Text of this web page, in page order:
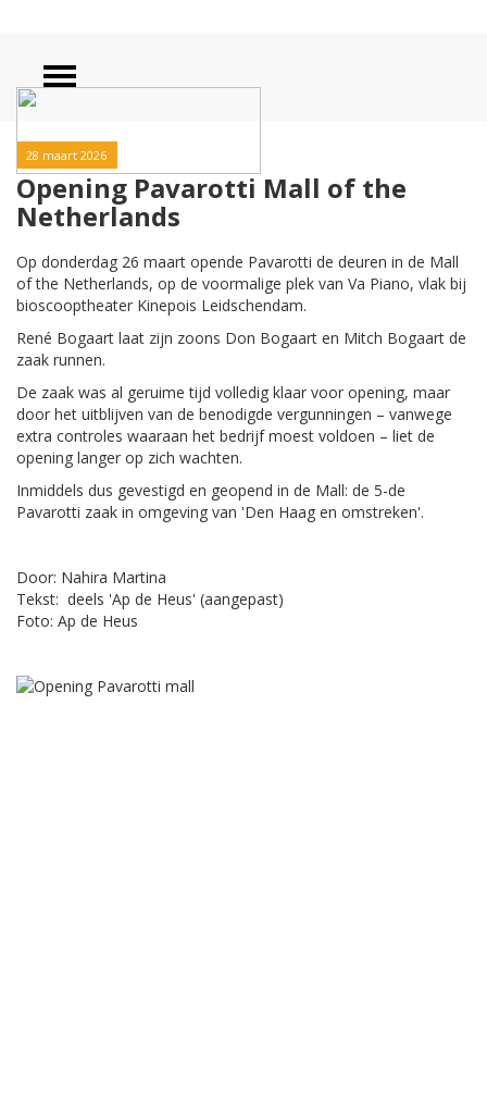
28 maart 2026
Opening Pavarotti Mall of the
Netherlands
Op donderdag 26 maart opende Pavarotti de deuren in de Mall
of the Netherlands, op de voormalige plek van Va Piano, vlak bij
bioscooptheater Kinepois Leidschendam.
René Bogaart laat zijn zoons Don Bogaart en Mitch Bogaart de
zaak runnen.
De zaak was al geruime tijd volledig klaar voor opening, maar
door het uitblijven van de benodigde vergunningen – vanwege
extra controles waaraan het bedrijf moest voldoen – liet de
opening langer op zich wachten.
Inmiddels dus gevestigd en geopend in de Mall: de 5-de
Pavarotti zaak in omgeving van 'Den Haag en omstreken'.
Door: Nahira Martina
Tekst: deels 'Ap de Heus' (aangepast)
Foto: Ap de Heus